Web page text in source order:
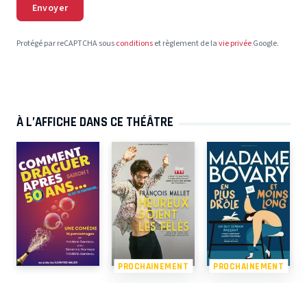
Envoyer
Protégé par reCAPTCHA sousconditionset règlement de lavie privéeGoogle.
À L’AFFICHE DANS CE THÉÂTRE
PROCHAINEMENT PROCHAINEMENT